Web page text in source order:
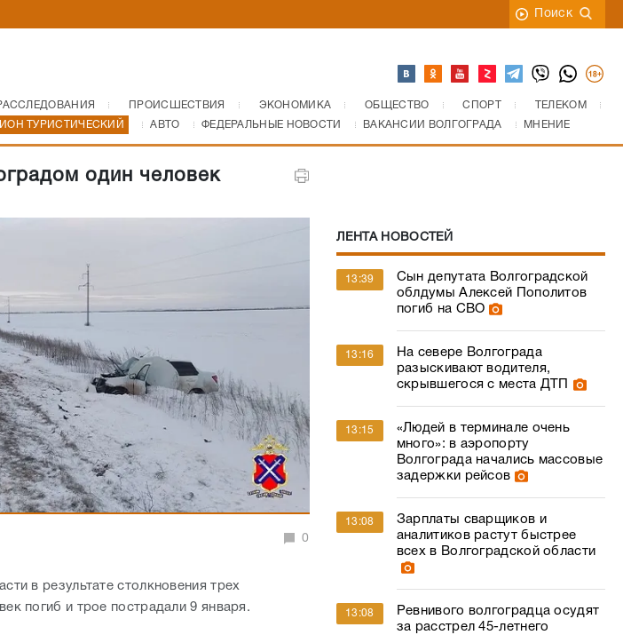
Поиск
ПРОИСШЕСТВИЯ ЭКОНОМИКА ОБЩЕСТВО СПОРТ
ТЕЛЕКОМ
ТУРИСТИЧЕСКИЙ АВТО ФЕДЕРАЛЬНЫЕ НОВОСТИ ВАКАНСИИ ВОЛГОГРАДА МНЕНИЕ
один человек
0
в результате столкновения трех
погиб и трое пострадали 9 января.
ЛЕНТА НОВОСТЕЙ
13:39
Сын депутата Волгоградской
облдумы Алексей Пополитов
погиб на СВО
13:16
На севере Волгограда
разыскивают водителя,
скрывшегося с места ДТП
13:15
«Людей в терминале очень
много»: в аэропорту
Волгограда начались массовые
задержки рейсов
13:08
Зарплаты сварщиков и
аналитиков растут быстрее
всех в Волгоградской области
13:08
Ревнивого волгоградца осудят
за расстрел 45-летнего